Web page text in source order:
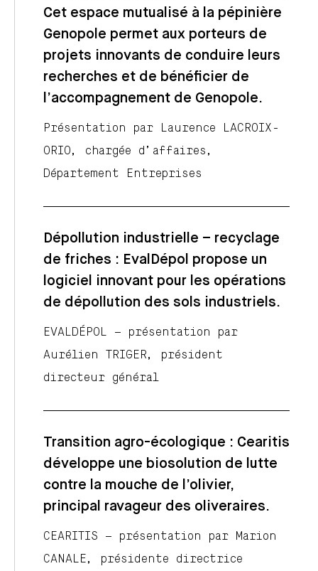
Cet espace mutualisé à la pépinière
Genopole permet aux porteurs de
projets innovants de conduire leurs
recherches et de bénéficier de
l’accompagnement de Genopole.
Présentation par Laurence LACROIX-
ORIO, chargée d’affaires,
Département Entreprises
Dépollution industrielle – recyclage
de friches : EvalDépol propose un
logiciel innovant pour les opérations
de dépollution des sols industriels.
EVALDÉPOL – présentation par
Aurélien TRIGER, président
directeur général
Transition agro-écologique : Cearitis
développe une biosolution de lutte
contre la mouche de l’olivier,
principal ravageur des oliveraires.
CEARITIS – présentation par Marion
CANALE, présidente directrice